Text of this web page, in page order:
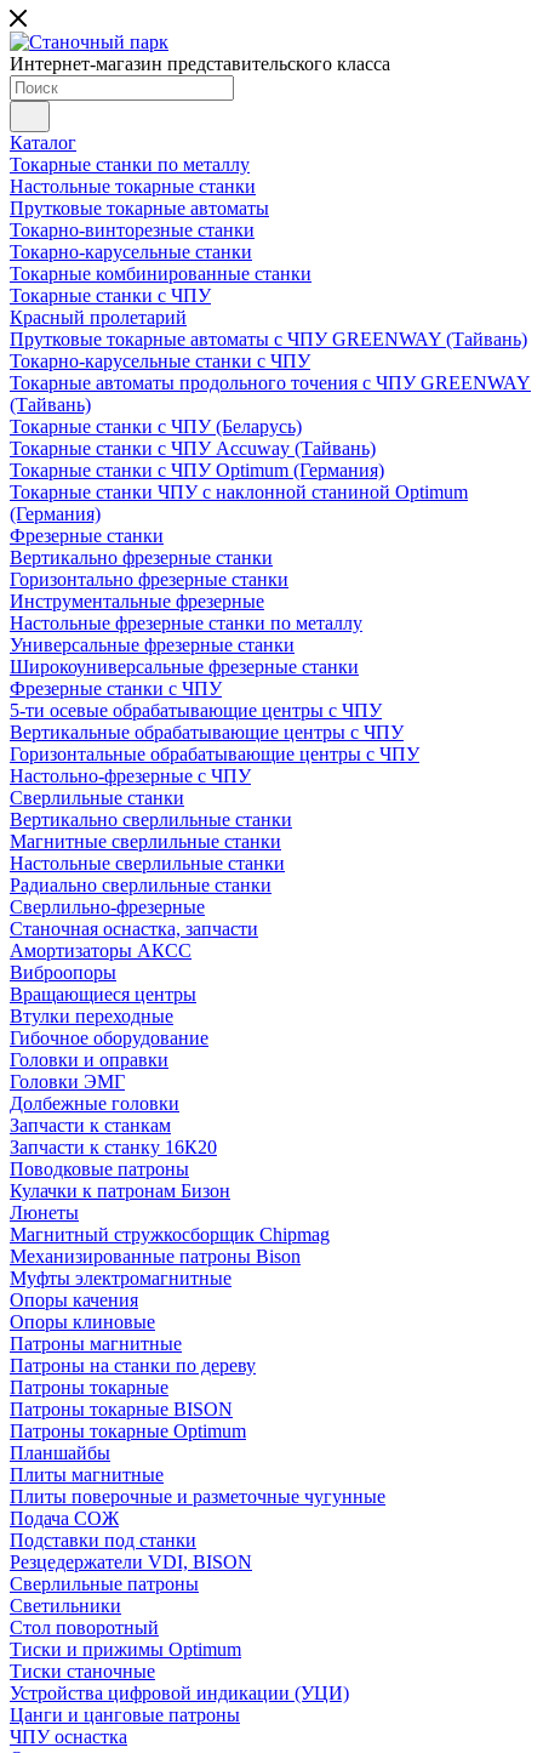
Интернет-магазин представительского класса
Каталог
Токарные станки по металлу
Настольные токарные станки
Прутковые токарные автоматы
Токарно-винторезные станки
Токарно-карусельные станки
Токарные комбинированные станки
Токарные станки с ЧПУ
Красный пролетарий
Прутковые токарные автоматы с ЧПУ GREENWAY (Тайвань)
Токарно-карусельные станки с ЧПУ
Токарные автоматы продольного точения с ЧПУ GREENWAY
(Тайвань)
Токарные станки с ЧПУ (Беларусь)
Токарные станки с ЧПУ Accuway (Тайвань)
Токарные станки с ЧПУ Optimum (Германия)
Токарные станки ЧПУ с наклонной станиной Optimum
(Германия)
Фрезерные станки
Вертикально фрезерные станки
Горизонтально фрезерные станки
Инструментальные фрезерные
Настольные фрезерные станки по металлу
Универсальные фрезерные станки
Широкоуниверсальные фрезерные станки
Фрезерные станки с ЧПУ
5-ти осевые обрабатывающие центры с ЧПУ
Вертикальные обрабатывающие центры с ЧПУ
Горизонтальные обрабатывающие центры с ЧПУ
Настольно-фрезерные с ЧПУ
Сверлильные станки
Вертикально сверлильные станки
Магнитные сверлильные станки
Настольные сверлильные станки
Радиально сверлильные станки
Сверлильно-фрезерные
Станочная оснастка, запчасти
Амортизаторы АКСС
Виброопоры
Вращающиеся центры
Втулки переходные
Гибочное оборудование
Головки и оправки
Головки ЭМГ
Долбежные головки
Запчасти к станкам
Запчасти к станку 16К20
Поводковые патроны
Кулачки к патронам Бизон
Люнеты
Магнитный стружкосборщик Chipmag
Механизированные патроны Bison
Муфты электромагнитные
Опоры качения
Опоры клиновые
Патроны магнитные
Патроны на станки по дереву
Патроны токарные
Патроны токарные BISON
Патроны токарные Optimum
Планшайбы
Плиты магнитные
Плиты поверочные и разметочные чугунные
Подача СОЖ
Подставки под станки
Резцедержатели VDI, BISON
Сверлильные патроны
Светильники
Стол поворотный
Тиски и прижимы Optimum
Тиски станочные
Устройства цифровой индикации (УЦИ)
Цанги и цанговые патроны
ЧПУ оснастка